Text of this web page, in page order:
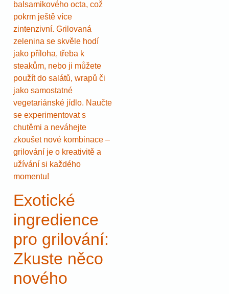
balsamikového octa, což
pokrm ještě více
zintenzivní. Grilovaná
zelenina se skvěle hodí
jako příloha, třeba k
steakům, nebo ji můžete
použít do salátů, wrapů či
jako samostatné
vegetariánské jídlo. Naučte
se experimentovat s
chutěmi a neváhejte
zkoušet nové kombinace –
grilování je o kreativitě a
užívání si každého
momentu!
Exotické
ingredience
pro grilování:
Zkuste něco
nového